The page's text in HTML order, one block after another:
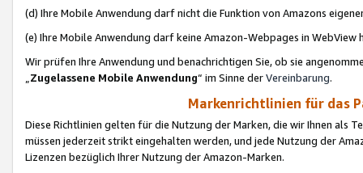
(d) Ihre Mobile Anwendung darf nicht die Funktion von Amazons
(e) Ihre Mobile Anwendung darf keine Amazon-Webpages in WebView
Wir prüfen Ihre Anwendung und benachrichtigen Sie, ob sie
„Zugelassene Mobile Anwendung“ im Sinne derVereinbarung.
Markenrichtlinien für das
Diese Richtlinien gelten für die Nutzung der Marken, die wir Ihnen als
müssen jederzeit strikt eingehalten werden, und jede Nutzung der
Lizenzen bezüglich Ihrer Nutzung der Amazon-Marken.